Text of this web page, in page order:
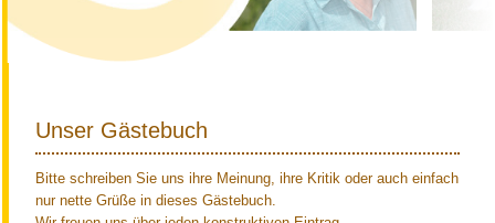
Unser Gästebuch
Bitte schreiben Sie uns ihre Meinung, ihre Kritik oder auch einfach
nur nette Grüße in dieses Gästebuch.